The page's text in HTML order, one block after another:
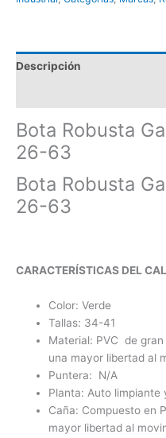
Descripción
Bota Robusta
26-63
Bota Robusta
26-63
CARACTERÍSTICAS DEL
Color: Verde
Tallas: 34-41
Material: PVC de
una mayor libertad al
Puntera: N/A
Planta: Auto limpiante
Caña: Compuesto en
mayor libertad al